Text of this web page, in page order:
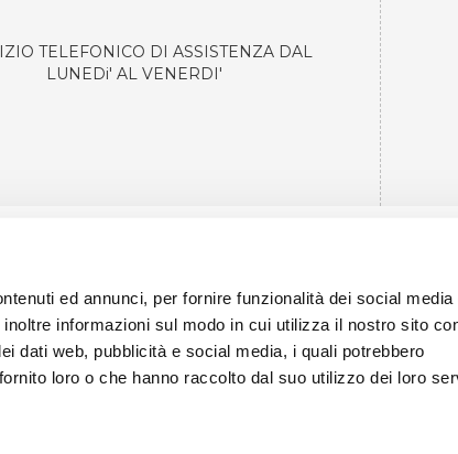
ed annunci, per fornire funzionalità dei social media
informazioni sul modo in cui utilizza il nostro sito
dati web, pubblicità e social media, i quali potrebbero
loro o che hanno raccolto dal suo utilizzo dei loro
TELEFONICO DI ASSISTENZA DAL
LUNEDi' AL VENERDI'
SRL con unico socio
Iscr. Reg. imprese FO-RN - REA RN N.415664
Feedback Condizioni di vendita Privacy Policy